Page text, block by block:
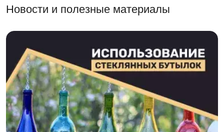
Новости и полезные материалы